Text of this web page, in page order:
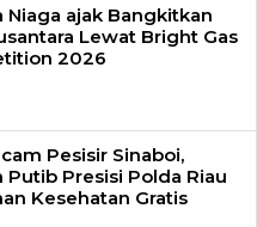
Niaga ajak Bangkitkan
Lewat Bright Gas
2026
Pesisir Sinaboi,
Putib Presisi Polda Riau
Kesehatan Gratis